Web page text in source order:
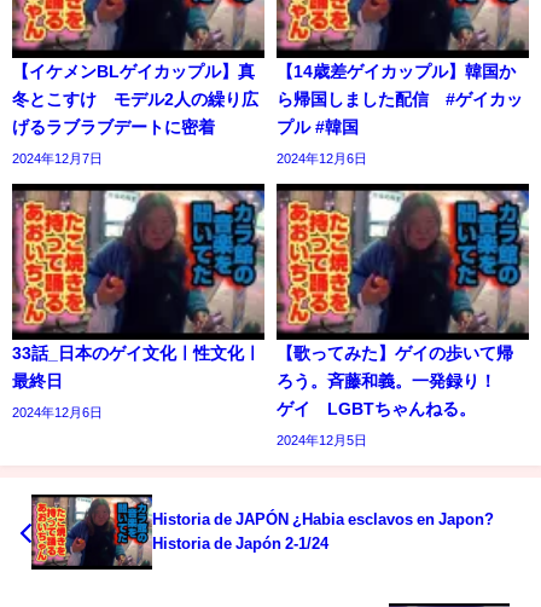
【イケメンBLゲイカップル】真
冬とこすけ モデル2人の繰り広
げるラブラブデートに密着
2024年12月7日
【14歳差ゲイカップル】韓国か
ら帰国しました配信 #ゲイカッ
プル #韓国
2024年12月6日
33話_日本のゲイ文化ㅣ性文化ㅣ
最終日
2024年12月6日
【歌ってみた】ゲイの歩いて帰
ろう。斉藤和義。一発録り！
ゲイ LGBTちゃんねる。
2024年12月5日
Historia de JAPÓN ¿Habia esclavos en Japon?
Historia de Japón 2-1/24